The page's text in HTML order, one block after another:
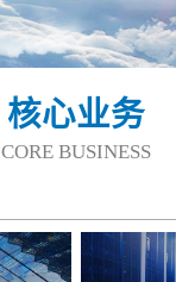
核心业务
CORE BUSINESS